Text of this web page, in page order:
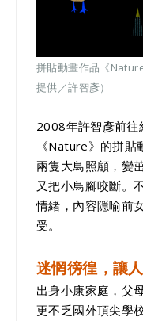
拼貼動畫作品《
提供／許智彥）
2008年許智彥前往
《Nature》的拼
兩隻大鳥照顧，變
又把小鳥腳咬斷。
情緒，內容隱喻前
受。
迷惘徬徨，讓
出身小康家庭，父
更不乏國外頂尖學